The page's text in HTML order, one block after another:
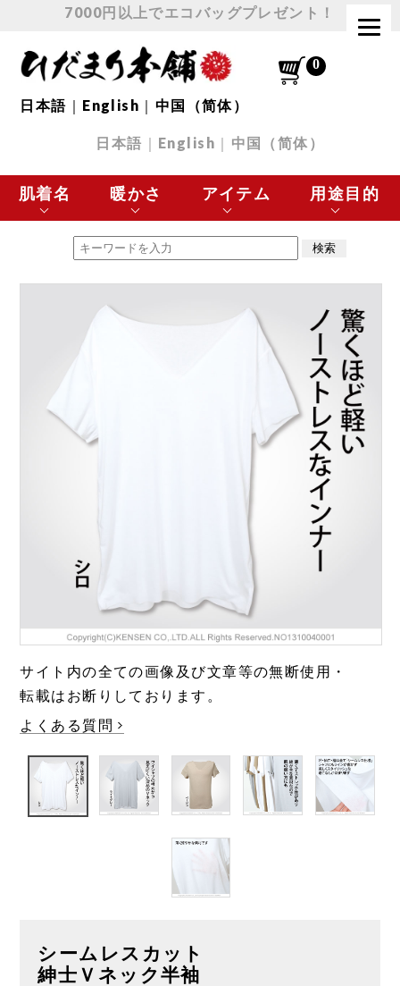
7000円以上でエコバッグプレゼント！
日本語 ｜ English ｜ 中国（简体）
日本語 ｜ English ｜ 中国（简体）
肌着名
エベレスト
プレミアムウェーブ
極・頂
全商品一覧
暖かさ
最高に暖かい
暖かい
涼しい
アイテム
肌着 トップス
下着
靴下
全商品一覧
用途目的
極寒の環境に最適
日常使いに最適
温活・ヘルスケア
サイト内の全ての画像及び文章等の無断使用・
転載はお断りしております。
よくある質問
シームレスカット
紳士Ｖネック半袖